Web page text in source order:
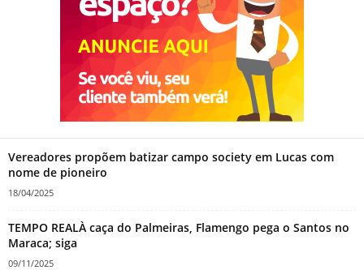
Vereadores propõem batizar campo society em Lucas com
nome de pioneiro
18/04/2025
TEMPO REALÀ caça do Palmeiras, Flamengo pega o Santos no
Maraca; siga
09/11/2025